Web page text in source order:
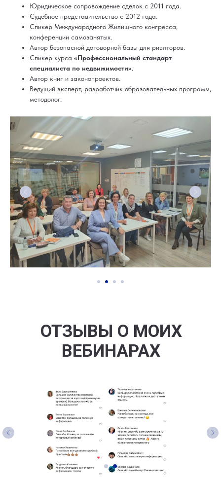
Юридическое сопровождение сделок с 2011 года.
Судебное представительство с 2012 года.
Спикер Международного Жилищного конгресса,
конференции самозанятых.
Автор безопасной договорной базы для риэлторов.
Спикер курса «Профессиональный стандарт
специалиста по недвижимости».
Автор книг и законопроектов.
Ведущий эксперт, разработчик образовательных программ,
методолог.
ОТЗЫВЫ О МОИХ
ВЕБИНАРАХ